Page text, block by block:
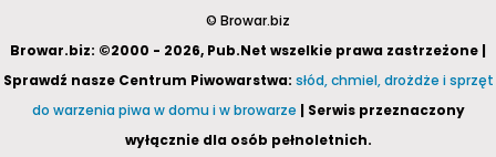
© Browar.biz
Browar.biz: ©2000 - 2026, Pub.Net wszelkie prawa zastrzeżone |
Sprawdź nasze Centrum Piwowarstwa: słód, chmiel, drożdże i sprzęt
do warzenia piwa w domu i w browarze | Serwis przeznaczony
wyłącznie dla osób pełnoletnich.